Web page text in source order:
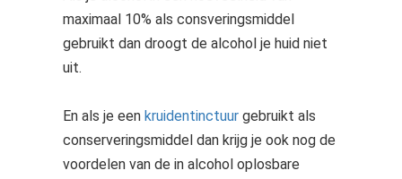
maximaal 10% als consveringsmiddel
gebruikt dan droogt de alcohol je huid niet
uit.
En als je een kruidentinctuur gebruikt als
conserveringsmiddel dan krijg je ook nog de
voordelen van de in alcohol oplosbare